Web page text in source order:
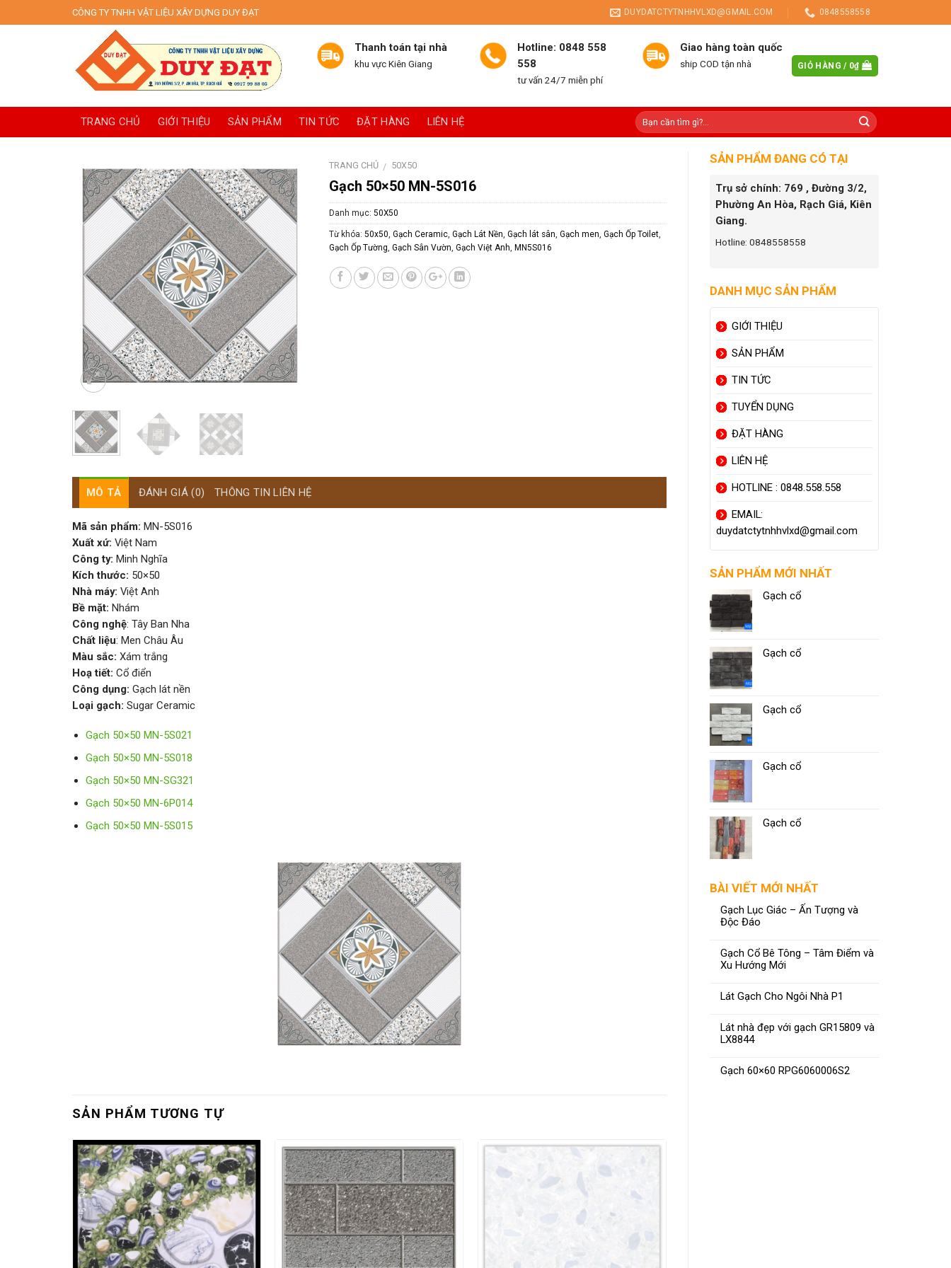
to
CÔNG TY TNHH VẬT LIỆU XÂY DỰNG DUY ĐẠT DUYDATCTYTNHHVLXD@GMAIL.COM 0848558558
Thanh toán tại nhà
khu vực Kiên Giang
Hotline: 0848 558
558
tư vấn 24/7 miễn phí
Giao hàng toàn quốc
ship COD tận nhà GIỎ HÀNG / 0₫
TRANG CHỦ GIỚI THIỆU SẢN PHẨM TIN TỨC ĐẶT HÀNG LIÊN HỆ
TRANG CHỦ / 50X50
Gạch 50×50 MN-5S016
Danh mục: 50X50
Từ khóa: 50x50, Gạch Ceramic, Gạch Lát Nền, Gạch lát sân, Gạch men, Gạch Ốp Toilet,
Gạch Ốp Tường, Gạch Sân Vườn, Gạch Việt Anh, MN5S016
MÔ TẢ ĐÁNH GIÁ (0) THÔNG TIN LIÊN HỆ
Mã sản phẩm: MN-5S016
Xuất xứ: Việt Nam
Công ty: Minh Nghĩa
Kích thước: 50×50
Nhà máy: Việt Anh
Bề mặt: Nhám
Công nghệ: Tây Ban Nha
Chất liệu: Men Châu Âu
Màu sắc: Xám trắng
Hoạ tiết: Cổ điển
Công dụng: Gạch lát nền
Loại gạch: Sugar Ceramic
Gạch 50×50 MN-5S021
Gạch 50×50 MN-5S018
Gạch 50×50 MN-SG321
Gạch 50×50 MN-6P014
Gạch 50×50 MN-5S015
SẢN PHẨM TƯƠNG TỰ
SẢN PHẨM ĐANG CÓ TẠI
Trụ sở chính: 769 , Đường 3/2,
Phường An Hòa, Rạch Giá, Kiên
Giang.
Hotline: 0848558558
DANH MỤC SẢN PHẨM
GIỚI THIỆU
SẢN PHẨM
TIN TỨC
TUYỂN DỤNG
ĐẶT HÀNG
LIÊN HỆ
HOTLINE : 0848.558.558
EMAIL:
duydatctytnhhvlxd@gmail.com
SẢN PHẨM MỚI NHẤT
Gạch cổ
Gạch cổ
Gạch cổ
Gạch cổ
Gạch cổ
BÀI VIẾT MỚI NHẤT
Gạch Lục Giác – Ấn Tượng và
Độc Đáo
Gạch Cổ Bê Tông – Tâm Điểm và
Xu Hướng Mới
Lát Gạch Cho Ngôi Nhà P1
Lát nhà đẹp với gạch GR15809 và
LX8844
Gạch 60×60 RPG6060006S2